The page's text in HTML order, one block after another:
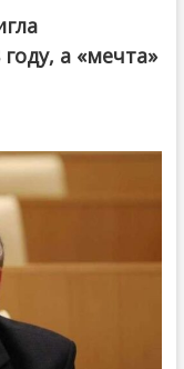
а «мечта»